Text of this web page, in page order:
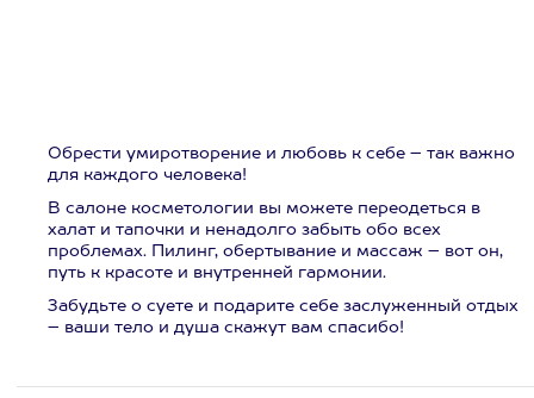
Обрести умиротворение и любовь к себе – так важно
для каждого человека!
В салоне косметологии вы можете переодеться в
халат и тапочки и ненадолго забыть обо всех
проблемах. Пилинг, обертывание и массаж – вот он,
путь к красоте и внутренней гармонии.
Забудьте о суете и подарите себе заслуженный отдых
– ваши тело и душа скажут вам спасибо!